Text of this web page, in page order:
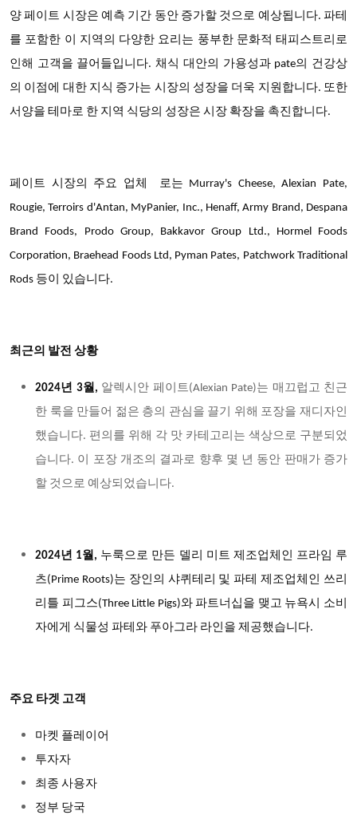
양 페이트 시장은 예측 기간 동안 증가할 것으로 예상됩니다. 파테
를 포함한 이 지역의 다양한 요리는 풍부한 문화적 태피스트리로
인해 고객을 끌어들입니다. 채식 대안의 가용성과 pate의 건강상
의 이점에 대한 지식 증가는 시장의 성장을 더욱 지원합니다. 또한
서양을 테마로 한 지역 식당의 성장은 시장 확장을 촉진합니다.
페이트 시장의 주요 업체
로는 Murray's Cheese, Alexian Pate,
Rougie, Terroirs d'Antan, MyPanier, Inc., Henaff, Army Brand, Despana
Brand Foods, Prodo Group, Bakkavor Group Ltd., Hormel Foods
Corporation, Braehead Foods Ltd, Pyman Pates, Patchwork Traditional
Rods 등이 있습니다.
최근의 발전 상황
2024년 3월, 알렉시안 페이트(Alexian Pate)는 매끄럽고 친근
한 룩을 만들어 젊은 층의 관심을 끌기 위해 포장을 재디자인
했습니다. 편의를 위해 각 맛 카테고리는 색상으로 구분되었
습니다. 이 포장 개조의 결과로 향후 몇 년 동안 판매가 증가
할 것으로 예상되었습니다.
2024년 1월, 누룩으로 만든 델리 미트 제조업체인 프라임 루
츠(Prime Roots)는 장인의 샤퀴테리 및 파테 제조업체인 쓰리
리틀 피그스(Three Little Pigs)와 파트너십을 맺고 뉴욕시 소비
자에게 식물성 파테와 푸아그라 라인을 제공했습니다.
주요 타겟 고객
마켓 플레이어
투자자
최종 사용자
정부 당국